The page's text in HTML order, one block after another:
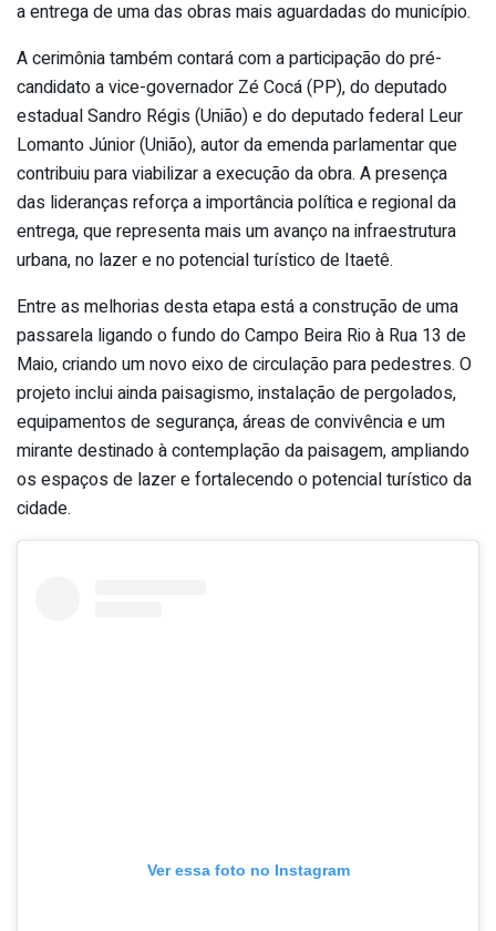
a entrega de uma das obras mais aguardadas do município.
A cerimônia também contará com a participação do pré-
candidato a vice-governador Zé Cocá (PP), do deputado
estadual Sandro Régis (União) e do deputado federal Leur
Lomanto Júnior (União), autor da emenda parlamentar que
contribuiu para viabilizar a execução da obra. A presença
das lideranças reforça a importância política e regional da
entrega, que representa mais um avanço na infraestrutura
urbana, no lazer e no potencial turístico de Itaetê.
Entre as melhorias desta etapa está a construção de uma
passarela ligando o fundo do Campo Beira Rio à Rua 13 de
Maio, criando um novo eixo de circulação para pedestres. O
projeto inclui ainda paisagismo, instalação de pergolados,
equipamentos de segurança, áreas de convivência e um
mirante destinado à contemplação da paisagem, ampliando
os espaços de lazer e fortalecendo o potencial turístico da
cidade.
Ver essa foto no Instagram